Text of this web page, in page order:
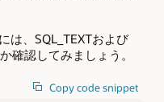
は、SQL_TEXTおよび
確認してみましょう。
Copy code snippet